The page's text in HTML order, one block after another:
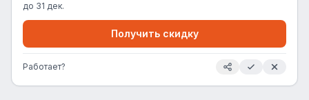
до 31 дек.
Получить скидку
Работает?